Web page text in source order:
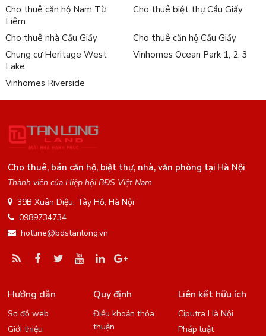
Cho thuê căn hộ Nam Từ
Liêm
Cho thuê biệt thự Cầu Giấy
Cho thuê nhà Cầu Giấy
Cho thuê căn hộ Cầu Giấy
Chung cư Heritage West
Lake
Vinhomes Ocean Park 1, 2, 3
Vinhomes Riverside
Cho thuê, bán căn hộ, biệt thự, nhà, văn phòng tại Hà Nội
Thành viên của Hiệp hội BĐS Việt Nam
39B Xuân Diệu, Tây Hồ, Hà Nội
0989734734
hotline@bdstanlong.vn
Hướng dẫn
Sơ đồ web
Giới thiệu
Quy định
Điều khoản thỏa
thuận
Liên kết hữu ích
Ciputra Hà Nội
Pháp luật